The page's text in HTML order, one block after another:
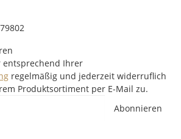
entsprechend Ihrer
regelmäßig und jederzeit widerruflich
Produktsortiment per E-Mail zu.
Abonnieren